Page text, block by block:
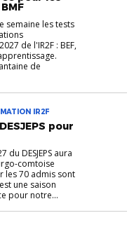
semaine les tests
de l'IR2F : BEF,
de
IR2F
pour
DESJEPS aura
comtoise
les 70 admis sont
une saison
pour notre...